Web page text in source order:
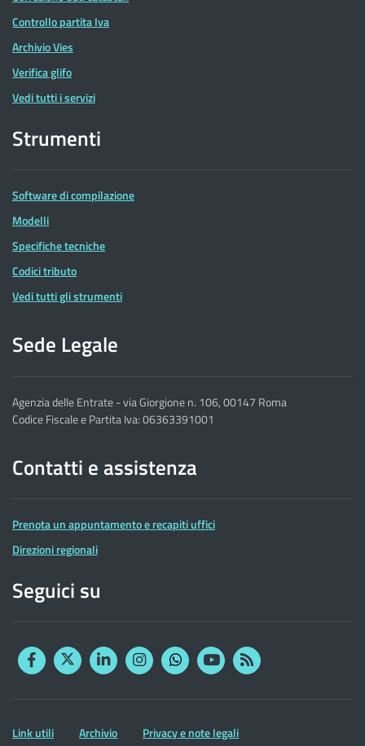
Controllo partita Iva
Archivio Vies
Verifica glifo
Vedi tutti i servizi
Strumenti
Software di compilazione
Modelli
Specifiche tecniche
Codici tributo
Vedi tutti gli strumenti
Sede Legale
Agenzia delle Entrate - via Giorgione n. 106, 00147 Roma
Codice Fiscale e Partita Iva: 06363391001
Contatti e assistenza
Prenota un appuntamento e recapiti uffici
Direzioni regionali
Seguici su
FacebookTwitterLinkedinInstagram
YouTubeRSS
Altre
Link utili Archivio Privacy e note legali